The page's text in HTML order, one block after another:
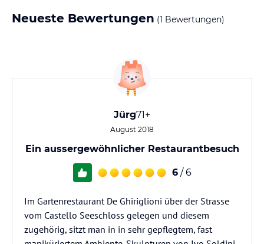
Neueste Bewertungen (1 Bewertungen)
Jürg71+
August 2018
Ein aussergewöhnlicher Restaurantbesuch
6 / 6
Im Gartenrestaurant De Ghiriglioni über der Strasse
vom Castello Seeschloss gelegen und diesem
zugehörig, sitzt man in in sehr gepflegtem, fast